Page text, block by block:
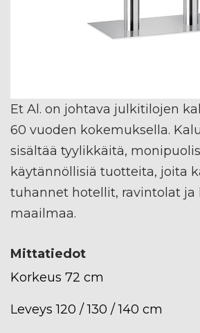
Et Al. on johtava julkitilojen
60 vuoden kokemuksella.
sisältää tyylikkäitä,
käytännöllisiä tuotteita, joita
tuhannet hotellit, ravintolat ja
maailmaa.
Mittatiedot
Korkeus 72 cm
Leveys 120 / 130 / 140 cm